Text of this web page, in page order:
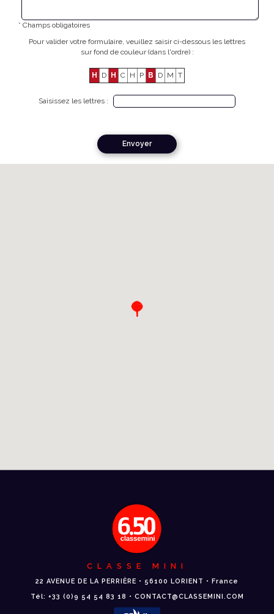
* Champs obligatoires
Pour valider votre formulaire, veuillez saisir ci-dessous les lettres
sur fond de couleur (dans l'ordre) :
H D H C H P B D M T
Saisissez les lettres :
CLASSE MINI
22 AVENUE DE LA PERRIÈRE • 56100 LORIENT • France
Tél: +33 (0)9 54 54 83 18 • CONTACT@CLASSEMINI.COM